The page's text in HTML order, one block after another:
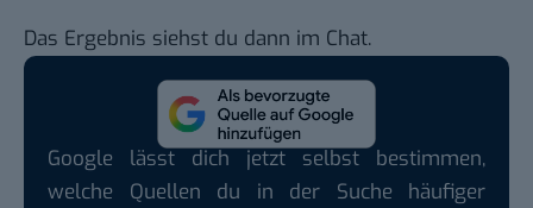
Das Ergebnis siehst du dann im Chat.
Google lässt dich jetzt selbst bestimmen,
welche Quellen du in der Suche häufiger